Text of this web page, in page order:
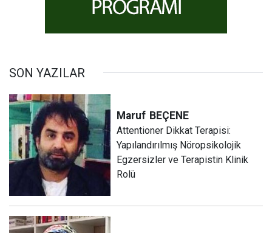
SON YAZILAR
Maruf BEÇENE
Attentioner Dikkat Terapisi:
Yapılandırılmış Nöropsikolojik
Egzersizler ve Terapistin Klinik
Rolü